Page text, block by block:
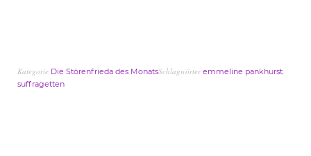
Kategorie Die Störenfrieda des MonatsSchlagwörteremmeline pankhurst,
suffragetten